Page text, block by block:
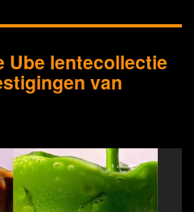
Ube lentecollectie
van